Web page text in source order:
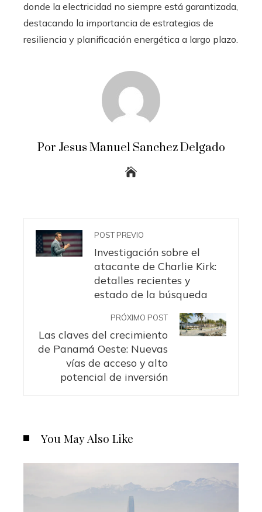
donde la electricidad no siempre está garantizada,
destacando la importancia de estrategias de
resiliencia y planificación energética a largo plazo.
Por Jesus Manuel Sanchez Delgado
POST PREVIO
Investigación sobre el
atacante de Charlie Kirk:
detalles recientes y
estado de la búsqueda
PRÓXIMO POST
Las claves del crecimiento
de Panamá Oeste: Nuevas
vías de acceso y alto
potencial de inversión
You May Also Like